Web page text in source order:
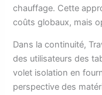
chauffage. Cette
coûts globaux, mais
Dans la continuité,
des utilisateurs des
volet isolation en
perspective des